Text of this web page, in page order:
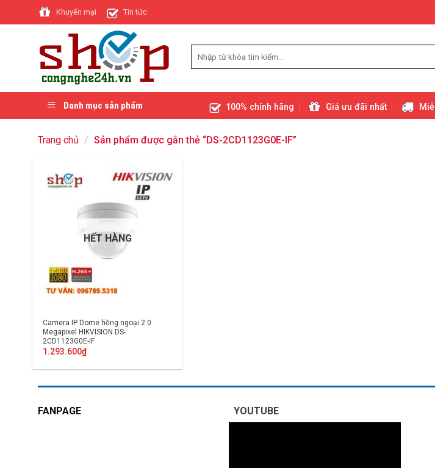
to
Khuyến mại Tin tức
Danh mục sản phẩm 100% chính hãng Giá ưu đãi nhất
Trang chủ / Sản phẩm được gắn thẻ “DS-2CD1123G0E-IF”
HẾT HÀNG
Camera IP Dome hồng ngoại 2.0
Megapixel HIKVISION DS-
2CD1123G0E-IF
1.293.600₫
FANPAGE YOUTUBE